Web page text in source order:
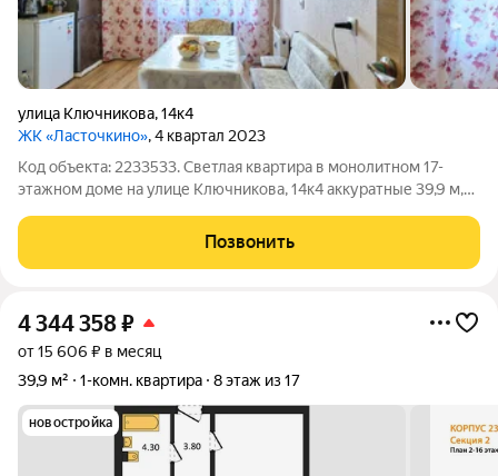
улица Ключникова,14к4
ЖК «Ласточкино», 4 квартал 2023
Код объекта: 2233533. Светлая квартира в монолитном 17-
этажном доме на улице Ключникова, 14к4 аккуратные 39,9 м,
выходят на улицу, много дневного света и открытый городской
вид, который делает
Позвонить
4 344 358₽
от 15 606 ₽ в месяц
39,9 м²
1-комн. квартира 8 этаж из 17
новостройка